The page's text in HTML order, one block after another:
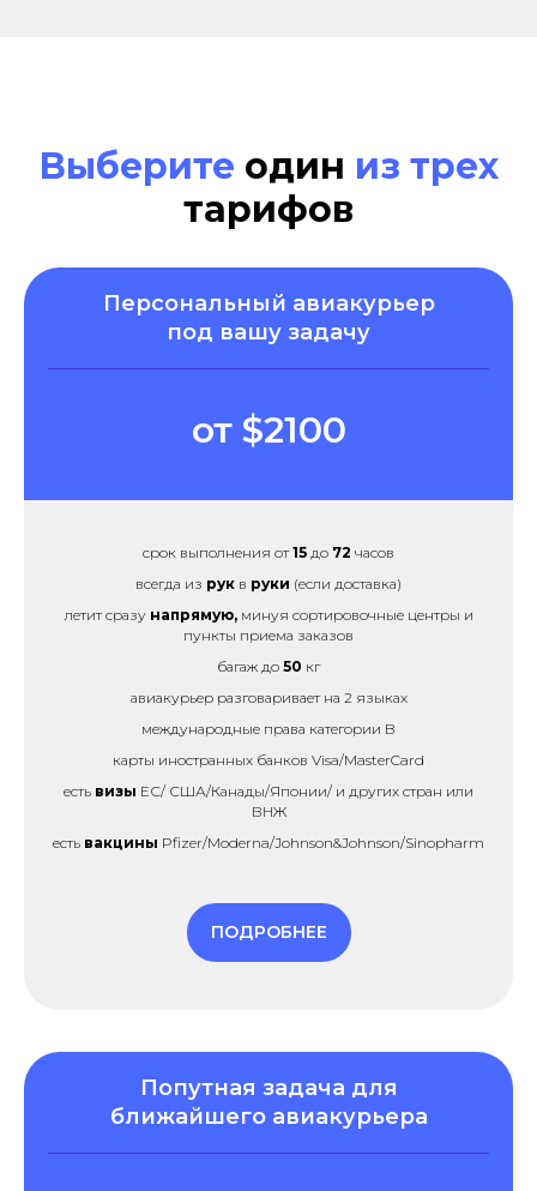
Выберите один из трех
тарифов
Персональный авиакурьер
под вашу задачу
от $2100
срок выполнения от15 до 72 часов
всегда из рук в руки (если доставка)
летит сразу напрямую, минуя сортировочные центры и
пункты приема заказов
багаж до 50 кг
авиакурьер разговаривает на 2 языках
международные права категории B
карты иностранных банков Visa/MasterCard
есть визы ЕС/ США/Канады/Японии/ и других стран или
ВНЖ
есть вакцины Pfizer/Moderna/Johnson&Johnson/Sinopharm
ПОДРОБНЕЕ
Попутная задача для
ближайшего авиакурьера